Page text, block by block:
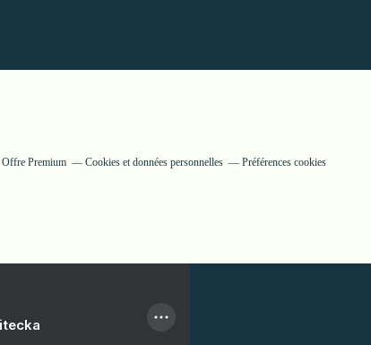
Offre Premium Cookies et données personnelles Préférences cookies